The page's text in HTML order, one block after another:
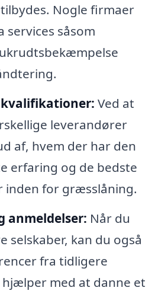
Nogle firmaer
services såsom
kvalifikationer: Ved at
leverandører
af, hvem der har den
erfaring og de bedste
inden for græsslåning.
anmeldelser: Når du
selskaber, kan du også
fra tidligere
med at danne et